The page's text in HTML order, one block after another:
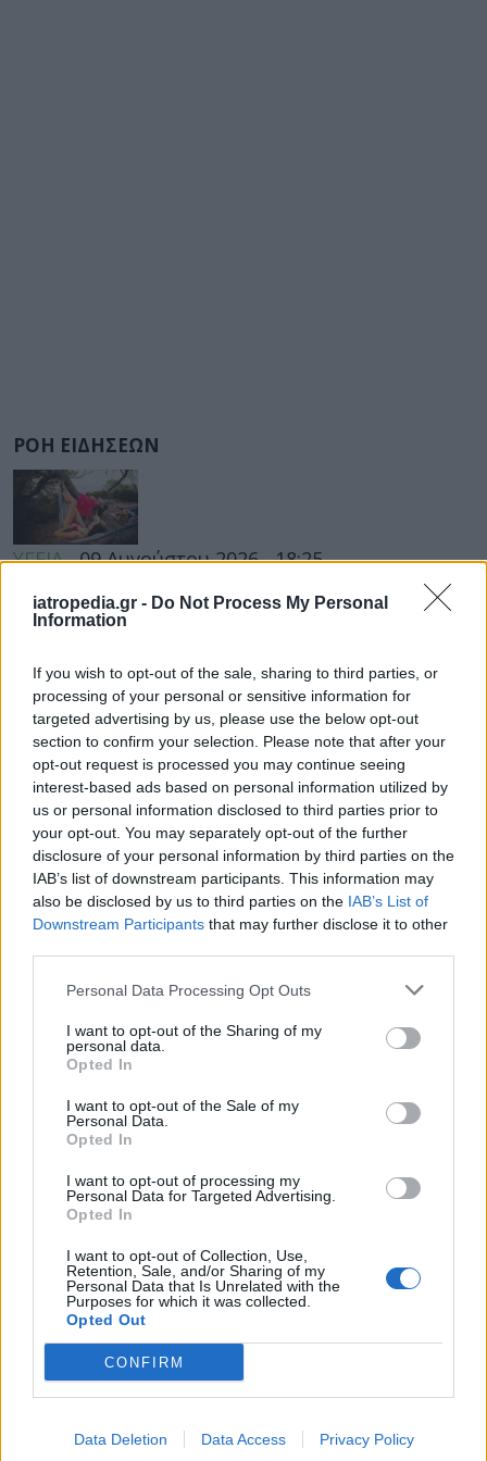
iatropedia.gr - Do Not Process My Personal
Information
If you wish to opt-out of the sale, sharing to third parties, or
processing of your personal or sensitive information for
targeted advertising by us, please use the below opt-out
section to confirm your selection. Please note that after your
opt-out request is processed you may continue seeing
interest-based ads based on personal information utilized by
us or personal information disclosed to third parties prior to
your opt-out. You may separately opt-out of the further
disclosure of your personal information by third parties on the
IAB’s list of downstream participants. This information may
also be disclosed by us to third parties on the IAB’s List of
Downstream Participants that may further disclose it to other
Personal Data Processing Opt Outs
I want to opt-out of the Sharing of my
personal data.
Opted In
I want to opt-out of the Sale of my
Personal Data.
Opted In
I want to opt-out of processing my
Personal Data for Targeted Advertising.
Opted In
I want to opt-out of Collection, Use,
Retention, Sale, and/or Sharing of my
Personal Data that Is Unrelated with the
Purposes for which it was collected.
Opted Out
CONFIRM
Data Deletion Data Access Privacy Policy
ΡΟΗ ΕΙΔΗΣΕΩΝ
ΥΓΕΙΑ 09 Αυγούστου 2026 18:25
Μύθοι για τις ουρολοιμώξεις: Μην αφήσετε να σας
καταστρέψουν το καλοκαίρι, λέει μια ειδικός
ΕΙΔΗΣΕΙΣ 09 Αυγούστου 2026 15:06
Eπίθεση σε νοσηλεύτρια στον «Ερυθρό Σταυρό»:
Ασθενής την άρπαξε από τα μαλλιά και την χτύπησε
σε πόρτες
ΕΙΔΗΣΕΙΣ 09 Αυγούστου 2026 15:03
Νοσοκομειακοί γιατροί: Χωρίς αξονικό τομογράφο το
«Αττικόν» – Εκτός λειτουργίας και οι δύο από τις 7
Αυγούστου